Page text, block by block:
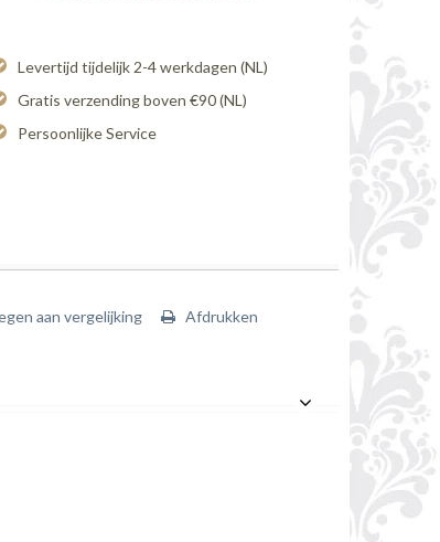
Levertijd tijdelijk 2-4 werkdagen (NL)
Gratis verzending boven €90 (NL)
Persoonlijke Service
aan vergelijking Afdrukken